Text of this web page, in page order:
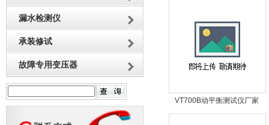
漏水检测仪
承装修试
故障专用变压器
VT700B动平衡测试仪厂家